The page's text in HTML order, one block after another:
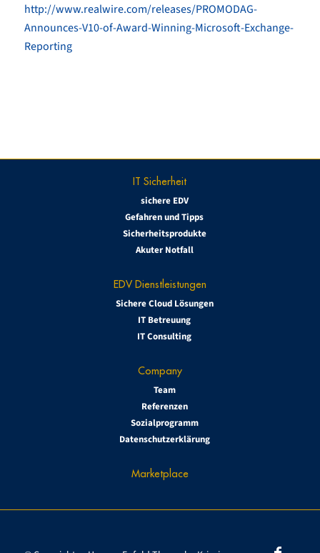
http://www.realwire.com/releases/PROMODAG-
Announces-V10-of-Award-Winning-Microsoft-Exchange-
Reporting
IT Sicherheit
sichere EDV
Gefahren und Tipps
Sicherheitsprodukte
Akuter Notfall
EDV Dienstleistungen
Sichere Cloud Lösungen
IT Betreuung
IT Consulting
Company
Team
Referenzen
Sozialprogramm
Datenschutzerklärung
Marketplace